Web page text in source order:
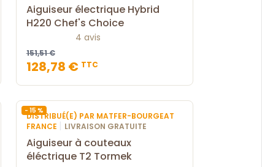
Aiguiseur électrique Hybrid
H220 Chef's Choice
4 avis
151,51 €
128,78 € TTC
- 15 %
DISTRIBUÉ(E) PAR MATFER-BOURGEAT
FRANCE | LIVRAISON GRATUITE
Aiguiseur à couteaux
éléctrique T2 Tormek